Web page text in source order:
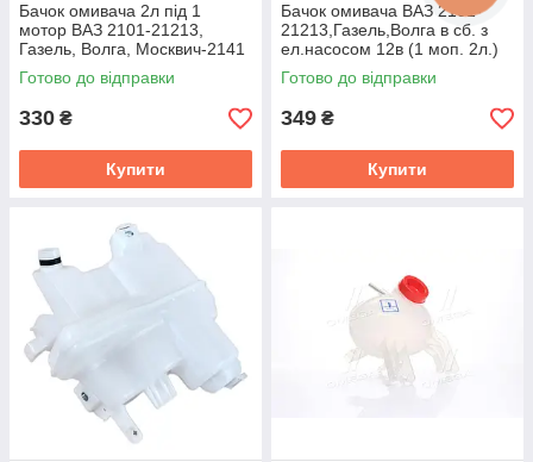
Бачок омивача 2л під 1
мотор ВАЗ 2101-21213,
Газель, Волга, Москвич-2141
Майстер-М 21213-5208102-
20
Готово до відправки
330 ₴
Купити
Бачок омивача ВАЗ 2101-
21213,Газель,Волга в сб. з
ел.насосом 12в (1 моп. 2л.)
нов.обр. (ви-во еЛКА
Готово до відправки
349 ₴
Купити